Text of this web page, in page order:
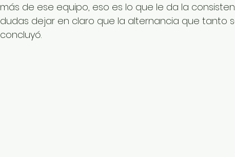
más de ese equipo, eso es lo que le da la
dudas dejar en claro que la alternancia que tanto
concluyó.